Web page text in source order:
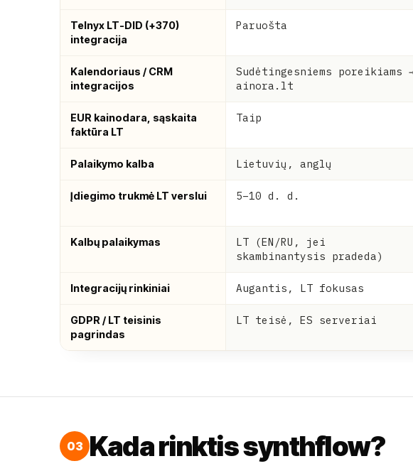
Telnyx LT-DID (+370)
integracija
Paruošta
Kalendoriaus / CRM
integracijos
Sudėtingesniems poreikiams
ainora.lt
EUR kainodara, sąskaita
faktūra LT
Taip
Palaikymo kalba Lietuvių, anglų
Įdiegimo trukmė LT verslui 5–10 d. d.
Kalbų palaikymas
LT (EN/RU, jei
skambinantysis pradeda)
Integracijų rinkiniai Augantis, LT fokusas
GDPR / LT teisinis
pagrindas
LT teisė, ES serveriai
03 Kada rinktis synthflow?